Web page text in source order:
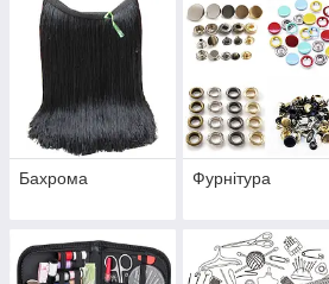
Бахрома Фурнітура